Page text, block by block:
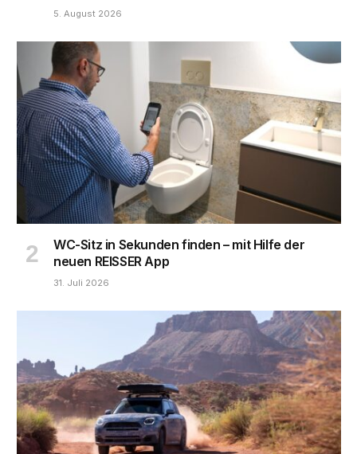
5. August 2026
WC-Sitz in Sekunden finden – mit Hilfe der
neuen REISSER App
31. Juli 2026